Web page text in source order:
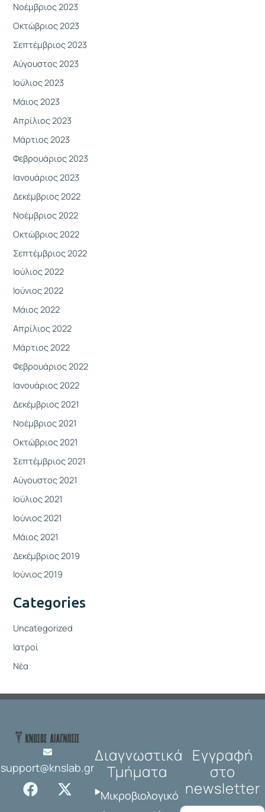
Νοέμβριος 2023
Οκτώβριος 2023
Σεπτέμβριος 2023
Αύγουστος 2023
Ιούλιος 2023
Μάιος 2023
Απρίλιος 2023
Μάρτιος 2023
Φεβρουάριος 2023
Ιανουάριος 2023
Δεκέμβριος 2022
Νοέμβριος 2022
Οκτώβριος 2022
Σεπτέμβριος 2022
Ιούλιος 2022
Ιούνιος 2022
Μάιος 2022
Απρίλιος 2022
Μάρτιος 2022
Φεβρουάριος 2022
Ιανουάριος 2022
Δεκέμβριος 2021
Νοέμβριος 2021
Οκτώβριος 2021
Σεπτέμβριος 2021
Αύγουστος 2021
Ιούλιος 2021
Ιούνιος 2021
Μάιος 2021
Δεκέμβριος 2019
Ιούνιος 2019
Categories
Uncategorized
Ιατροί
Νέα
support@knslab.gr
F
a
X
-
I
n
L
i
Διαγνωστικά
Τμήματα
Μικροβιολογικό
Εγγραφή
στο
newsletter